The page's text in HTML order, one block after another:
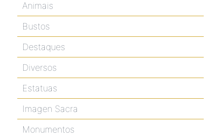
Animais
Bustos
Destaques
Diversos
Estatuas
Imagen Sacra
Monumentos